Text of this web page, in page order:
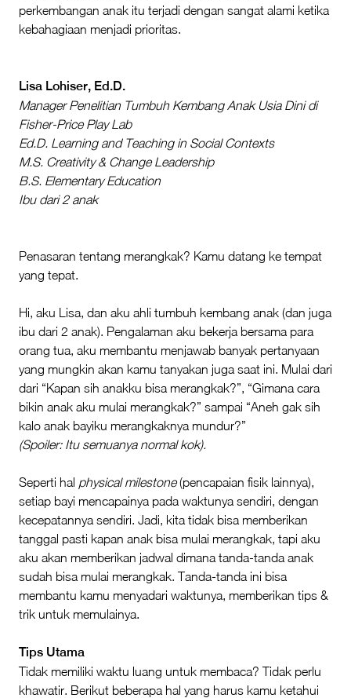
perkembangan anak itu terjadi dengan sangat alami ketika
kebahagiaan menjadi prioritas.
Lisa Lohiser, Ed.D.
Manager Penelitian Tumbuh Kembang Anak Usia Dini di
Fisher-Price Play Lab
Ed.D. Learning and Teaching in Social Contexts
M.S. Creativity & Change Leadership
B.S. Elementary Education
Ibu dari 2 anak
Penasaran tentang merangkak? Kamu datang ke tempat
yang tepat.
Hi, aku Lisa, dan aku ahli tumbuh kembang anak (dan juga
ibu dari 2 anak). Pengalaman aku bekerja bersama para
orang tua, aku membantu menjawab banyak pertanyaan
yang mungkin akan kamu tanyakan juga saat ini. Mulai dari
dari “Kapan sih anakku bisa merangkak?”, “Gimana cara
bikin anak aku mulai merangkak?” sampai “Aneh gak sih
kalo anak bayiku merangkaknya mundur?”
(Spoiler: Itu semuanya normal kok).
Seperti hal physical milestone(pencapaian fisik lainnya),
setiap bayi mencapainya pada waktunya sendiri, dengan
kecepatannya sendiri. Jadi, kita tidak bisa memberikan
tanggal pasti kapan anak bisa mulai merangkak, tapi aku
aku akan memberikan jadwal dimana tanda-tanda anak
sudah bisa mulai merangkak. Tanda-tanda ini bisa
membantu kamu menyadari waktunya, memberikan tips &
trik untuk memulainya.
Tips Utama
Tidak memiliki waktu luang untuk membaca? Tidak perlu
khawatir. Berikut beberapa hal yang harus kamu ketahui